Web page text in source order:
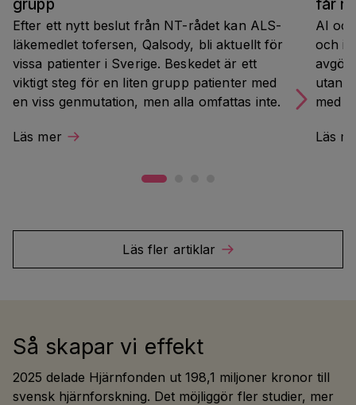
grupp
Efter ett nytt beslut från NT-rådet kan ALS-
läkemedlet tofersen, Qalsody, bli aktuellt för
vissa patienter i Sverige. Beskedet är ett
viktigt steg för en liten grupp patienter med
en viss genmutation, men alla omfattas inte.
Läs mer
får
AI
och
utan
med
Läs
Läs fler artiklar
Så skapar vi effekt
2025 delade Hjärnfonden ut 198,1 miljoner kronor till
svensk hjärnforskning. Det möjliggör fler studier, mer